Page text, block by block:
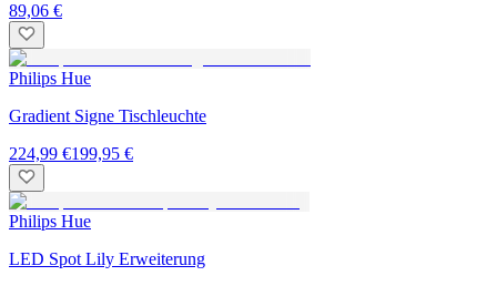
89,06 €
Philips Hue
Gradient Signe Tischleuchte
224,99 €199,95 €
Philips Hue
LED Spot Lily Erweiterung